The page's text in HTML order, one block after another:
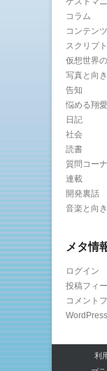
コラム
コンテン
スクリプ
仮想世界
写真と向
告知
悩める翔
日記
社会
読書
質問コー
連載
開発裏話
音楽と向
メタ情
ログイン
投稿フィ
コメント
利